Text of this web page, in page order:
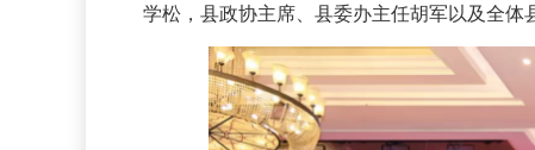
学松，县政协主席、县委办主任胡军以及全体